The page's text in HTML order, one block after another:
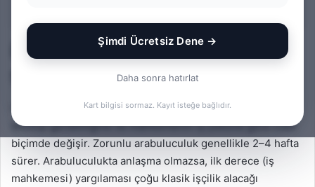
Şimdi Ücretsiz Dene →
Daha sonra hatırlat
Kart bilgisi sormaz. Kayıt isteğe bağlıdır.
İş Davası Ortalama Ne Kadar
Sürer? (Kısa Cevap)
İş davalarının süresi; davanın türüne, delil durumuna,
bilirkişi gerekliliğine ve mahkemenin iş yüküne göre ciddi
biçimde değişir. Zorunlu arabuluculuk genellikle 2–4 hafta
sürer. Arabuluculukta anlaşma olmazsa, ilk derece (iş
mahkemesi) yargılaması çoğu klasik işçilik alacağı